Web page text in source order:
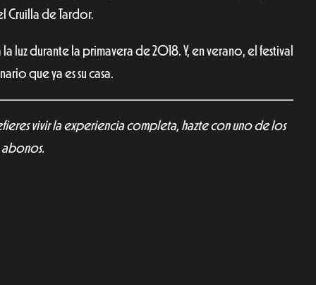
Cruïlla de Tardor.
luz durante la primavera de 2018. Y, en verano, el festival
que ya es su casa.
vivir la experiencia completa, hazte con uno de los
abonos.